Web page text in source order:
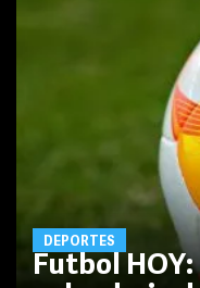
DEPORTES
Futbol HOY: